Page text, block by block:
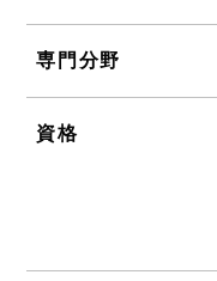
専門分野
資格